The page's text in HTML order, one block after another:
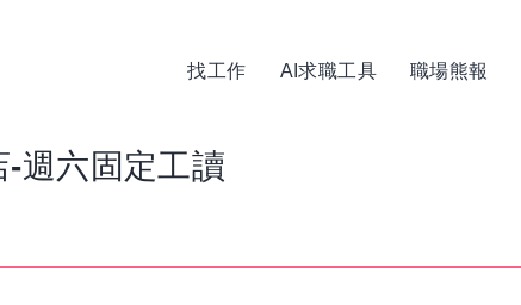
找工作 AI求職工具 職場熊報
週六固定工讀